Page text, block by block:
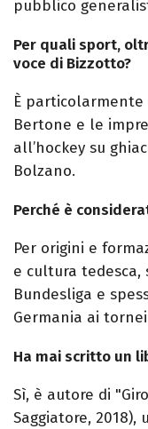
pubblico
Per quali sport,
voce di Bizzotto?
È
Bertone e le
all’hockey su
Bolzano.
Perché è
Per origini e
e cultura tedesca,
Bundesliga e
Germania ai
Ha mai scritto un
Sì, è autore di
Saggiatore,